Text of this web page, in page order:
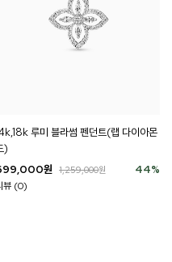
루미 블라썸 펜던트(랩 다이아몬
)
44%
원 1,259,000원
뷰 (0)